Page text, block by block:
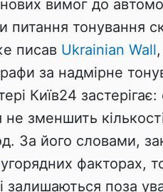
вимог до
питання тонування
писав Ukrainian Wall
за надмірне
Київ24 застерігає:
не зменшить
За його словами,
факторах,
залишаються поза